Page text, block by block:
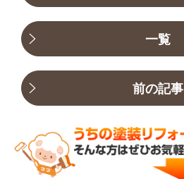
一覧
前の記事